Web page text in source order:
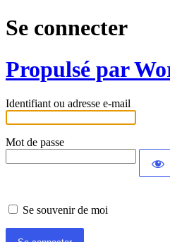
Se connecter
Propulsé par
Identifiant ou adresse e-mail
Mot de passe
Se souvenir de moi